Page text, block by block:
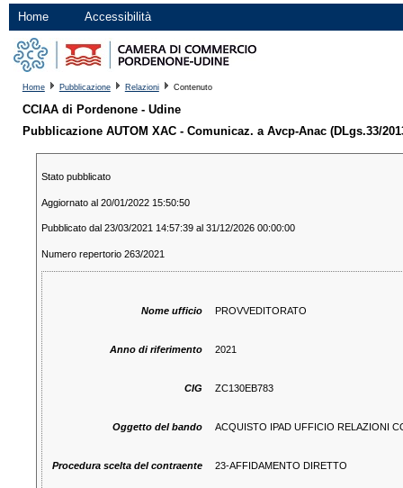
Home Accessibilità
Home Pubblicazione Relazioni Contenuto
CCIAA di Pordenone - Udine
Pubblicazione AUTOM XAC - Comunicaz. a Avcp-Anac (DLgs.33/
Stato pubblicato
Aggiornato al 20/01/2022 15:50:50
Pubblicato dal 23/03/2021 14:57:39 al 31/12/2026 00:00:00
Numero repertorio 263/2021
Nome ufficio PROVVEDITORATO
Anno di riferimento 2021
CIG ZC130EB783
Oggetto del bando ACQUISTO IPAD UFFICIO RELAZIONI
Procedura scelta del contraente 23-AFFIDAMENTO DIRETTO